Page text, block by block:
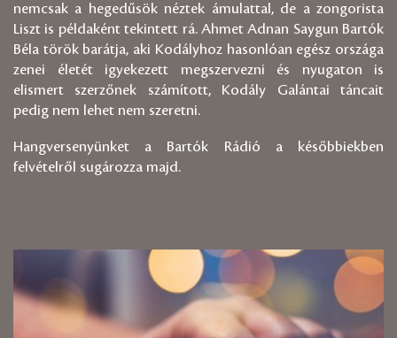
nemcsak a hegedűsök néztek ámulattal, de a zongorista
Liszt is példaként tekintett rá. Ahmet Adnan Saygun Bartók
Béla török barátja, aki Kodályhoz hasonlóan egész országa
zenei életét igyekezett megszervezni és nyugaton is
elismert szerzőnek számított, Kodály Galántai táncait
pedig nem lehet nem szeretni.
Hangversenyünket a Bartók Rádió a későbbiekben
felvételről sugározza majd.